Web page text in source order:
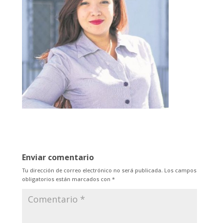
Enviar comentario
Tu dirección de correo electrónico no será publicada. Los campos
obligatorios están marcados con *